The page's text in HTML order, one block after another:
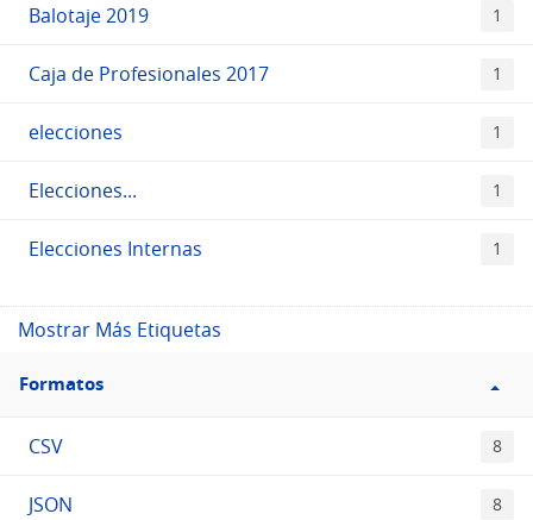
Balotaje 2019 1
Caja de Profesionales 2017 1
elecciones 1
Elecciones... 1
Elecciones Internas 1
Mostrar Más Etiquetas
Filtro
Formatos
Formatos
CSV 8
JSON 8